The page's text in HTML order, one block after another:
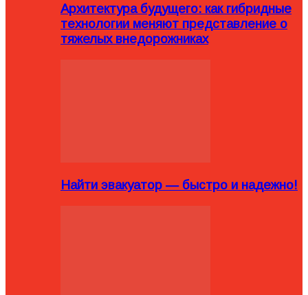
Архитектура будущего: как гибридные
технологии меняют представление о
тяжелых внедорожниках
Найти эвакуатор — быстро и надежно!